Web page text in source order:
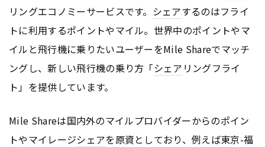
リングエコノミーサービスです。 シェアするのはフライ
トに利用するポイントやマイル。世界中のポイントやマ
イルと飛行機に乗りたいユーザーをMile Shareでマッチ
ングし、新しい飛行機の乗り方「シェア リングフライ
ト」を提供しています。
Mile Shareは国内外のマイルプロバイダーからのポイン
トやマイレージシェアを原資としており、例えば東京-福